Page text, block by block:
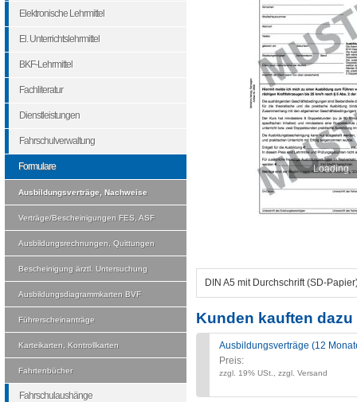
Loading...
DIN A5 mit Durchschrift (SD-
Kunden kauften
Ausbildungsverträge (12
Preis:
zzgl. 19% USt., zzgl. Versand
Elektronische Lehrmittel
El. Unterrichtslehrmittel
BKF-Lehrmittel
Fachliteratur
Dienstleistungen
Fahrschulverwaltung
Formulare
Ausbildungsverträge, Nachweise
Verträge/Bescheinigungen FES, ASF
Ausbildungsrechnungen, Quittungen
Bescheinigung ärztl. Untersuchung
Ausbildungsdiagrammkarten BVF
Führerscheinanträge
Karteikarten, Kontrollkarten
Fahrtenbücher
Fahrschulaushänge